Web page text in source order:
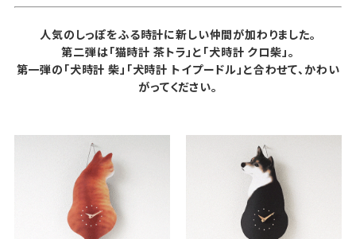
人気のしっぽをふる時計に新しい仲間が加わりました。
第二弾は「猫時計 茶トラ」と「犬時計 クロ柴」。
第一弾の「犬時計 柴」「犬時計 トイプードル」と合わせて、かわい
がってください。